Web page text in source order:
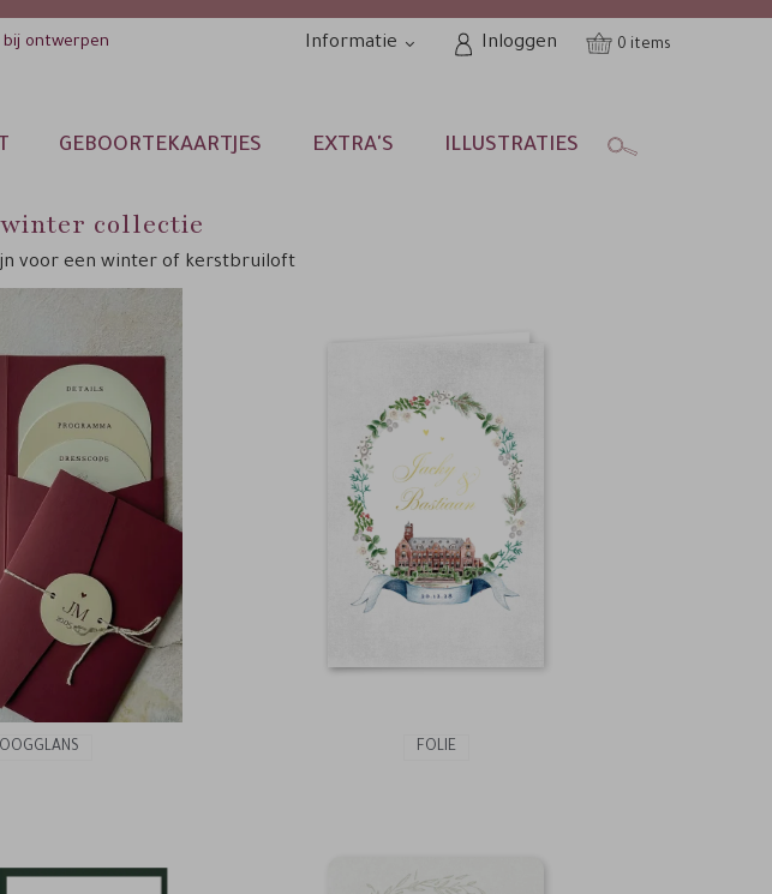
bij ontwerpen Informatie Inloggen 0
GEBOORTEKAARTJES EXTRA'S ILLUSTRATIES
collectie
voor een winter of kerstbruiloft
FOLIE